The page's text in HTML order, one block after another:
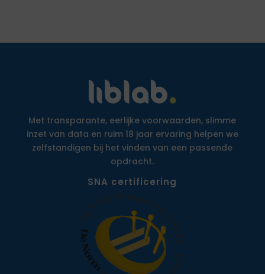
Met transparante, eerlijke voorwaarden, slimme
inzet van data en ruim 18 jaar ervaring helpen we
zelfstandigen bij het vinden van een passende
opdracht.
SNA certificering